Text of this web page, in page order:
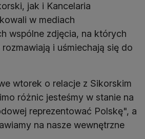
jak i Kancelaria
w mediach
wspólne zdjęcia, na których
i uśmiechają się do
wtorek o relacje z Sikorskim
różnic jesteśmy w stanie na
reprezentować Polskę", a
na nasze wewnętrzne